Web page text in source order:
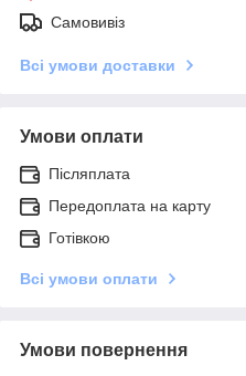
Самовивіз
Всі умови доставки
Умови оплати
Післяплата
Передоплата на карту
Готівкою
Всі умови оплати
Умови повернення